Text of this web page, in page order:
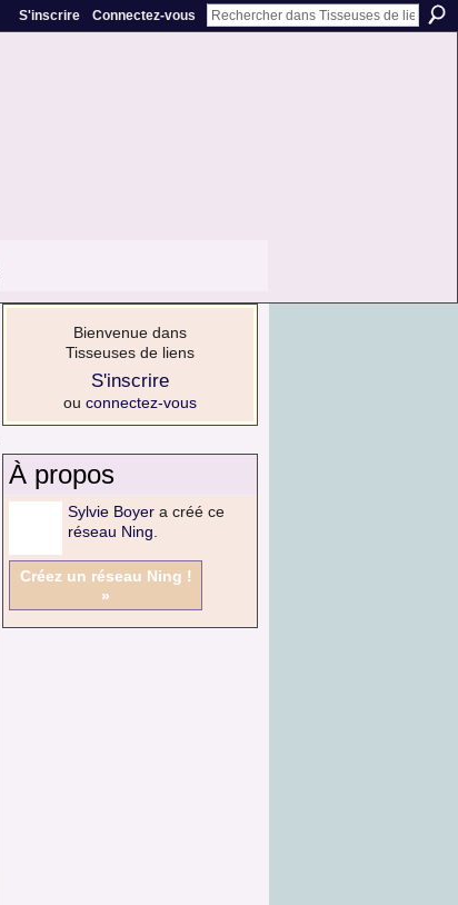
S'inscrire Connectez-vous
Bienvenue dans
Tisseuses de liens
S'inscrire
ou connectez-vous
À propos
Sylvie Boyer a créé ce
réseau Ning
Créez un réseau Ning !
»